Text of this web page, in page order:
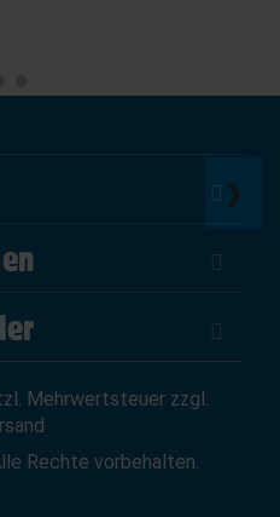
❯
Mehrwertsteuer zzgl.
Rechte vorbehalten.